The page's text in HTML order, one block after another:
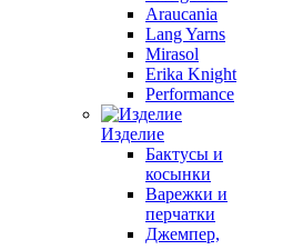
Araucania
Lang Yarns
Mirasol
Erika Knight
Performance
Изделие
Бактусы и
косынки
Варежки и
перчатки
Джемпер,